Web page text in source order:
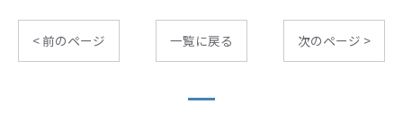
< 前のページ 一覧に戻る 次のページ >